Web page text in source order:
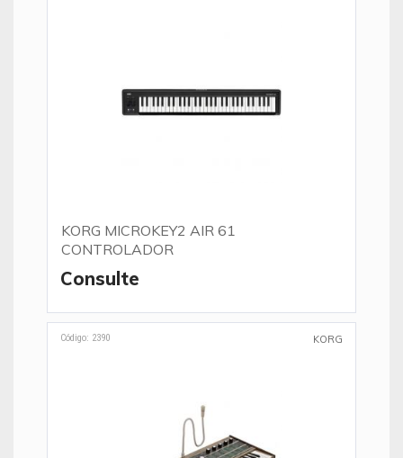
KORG MICROKEY2 AIR 61
CONTROLADOR
Consulte
Código: 2390 KORG